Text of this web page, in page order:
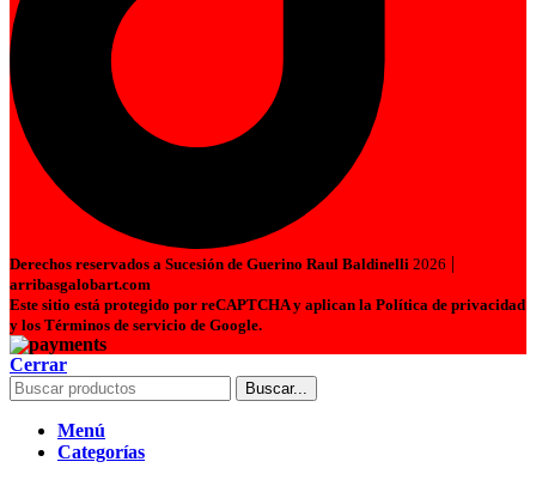
Derechos reservados a Sucesión de Guerino Raul Baldinelli 2026 |
arribasgalobart.com
Este sitio está protegido por reCAPTCHA y aplican la Política de privacidad
y los Términos de servicio de Google.
Cerrar
Buscar...
Menú
Categorías